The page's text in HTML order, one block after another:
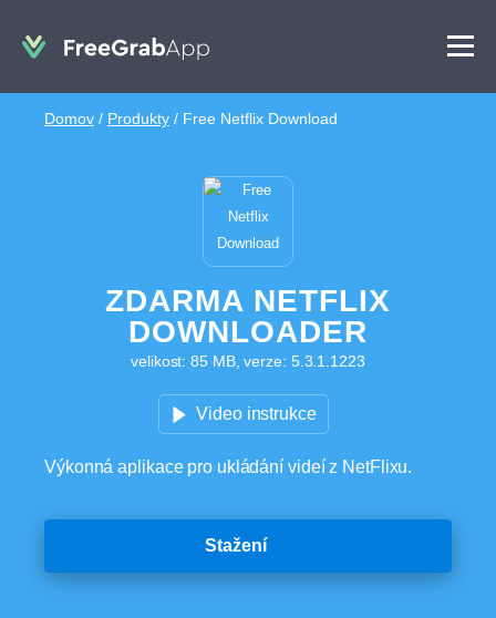
Domov / Produkty / Free Netflix Download
ZDARMA NETFLIX
DOWNLOADER
velikost: 85 MB, verze: 5.3.1.1223
Video instrukce
Výkonná aplikace pro ukládání videí z NetFlixu.
Stažení